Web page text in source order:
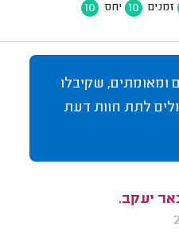
זמנים 10 יחס 10
ומאומתים, שקיבלו
לתת חוות דעת
יעקב.